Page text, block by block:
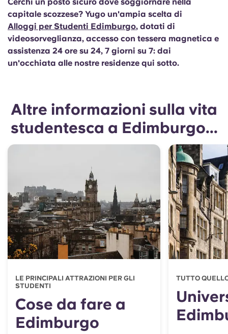
capitale scozzese? Yugo un'ampia scelta di
Alloggi per Studenti Edimburgo, dotati di
videosorveglianza, accesso con tessera magnetica e
assistenza 24 ore su 24, 7 giorni su 7: dai
un'occhiata alle nostre residenze qui sotto.
Altre informazioni sulla vita
studentesca a Edimburgo...
LE PRINCIPALI ATTRAZIONI PER GLI
STUDENTI
Cose da fare a
Edimburgo
TUTTO